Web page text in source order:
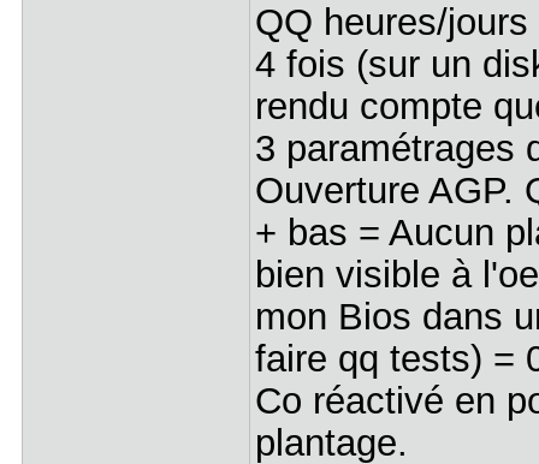
QQ heures/
4 fois (sur un
rendu compte
3 paramétrages
Ouverture AGP.
+ bas = Aucun
bien visible à
mon Bios dans
faire qq tests) =
Co réactivé en
plantage.